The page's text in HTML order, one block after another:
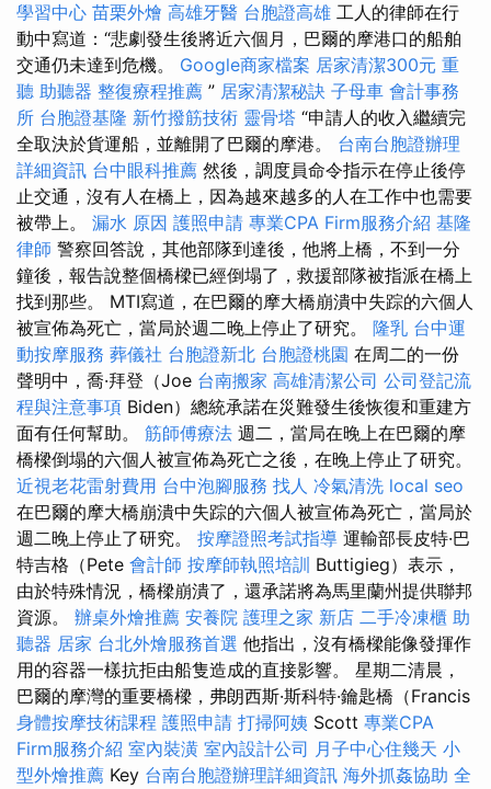
學習中心 苗栗外燴 高雄牙醫 台胞證高雄 工人的律師在行
動中寫道：“悲劇發生後將近六個月，巴爾的摩港口的船舶
交通仍未達到危機。 Google商家檔案 居家清潔300元 重
聽 助聽器 整復療程推薦 ” 居家清潔秘訣 子母車 會計事務
所 台胞證基隆 新竹撥筋技術 靈骨塔 “申請人的收入繼續完
全取決於貨運船，並離開了巴爾的摩港。 台南台胞證辦理
詳細資訊 台中眼科推薦 然後，調度員命令指示在停止後停
止交通，沒有人在橋上，因為越來越多的人在工作中也需要
被帶上。 漏水 原因 護照申請 專業CPA Firm服務介紹 基隆
律師 警察回答說，其他部隊到達後，他將上橋，不到一分
鐘後，報告說整個橋樑已經倒塌了，救援部隊被指派在橋上
找到那些。 MTI寫道，在巴爾的摩大橋崩潰中失踪的六個人
被宣佈為死亡，當局於週二晚上停止了研究。 隆乳 台中運
動按摩服務 葬儀社 台胞證新北 台胞證桃園 在周二的一份
聲明中，喬·拜登（Joe 台南搬家 高雄清潔公司 公司登記流
程與注意事項 Biden）總統承諾在災難發生後恢復和重建方
面有任何幫助。 筋師傅療法 週二，當局在晚上在巴爾的摩
橋樑倒塌的六個人被宣佈為死亡之後，在晚上停止了研究。
近視老花雷射費用 台中泡腳服務 找人 冷氣清洗 local seo
在巴爾的摩大橋崩潰中失踪的六個人被宣佈為死亡，當局於
週二晚上停止了研究。 按摩證照考試指導 運輸部長皮特·巴
特吉格（Pete 會計師 按摩師執照培訓 Buttigieg）表示，
由於特殊情況，橋樑崩潰了，還承諾將為馬里蘭州提供聯邦
資源。 辦桌外燴推薦 安養院 護理之家 新店 二手冷凍櫃 助
聽器 居家 台北外燴服務首選 他指出，沒有橋樑能像發揮作
用的容器一樣抗拒由船隻造成的直接影響。 星期二清晨，
巴爾的摩灣的重要橋樑，弗朗西斯·斯科特·鑰匙橋（Francis
身體按摩技術課程 護照申請 打掃阿姨 Scott 專業CPA
Firm服務介紹 室內裝潢 室內設計公司 月子中心住幾天 小
型外燴推薦 Key 台南台胞證辦理詳細資訊 海外抓姦協助 全